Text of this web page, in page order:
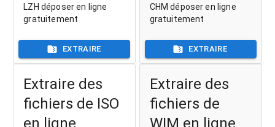
LZH déposer en ligne
gratuitement
EXTRAIRE
CHM déposer en ligne
gratuitement
EXTRAIRE
Extraire des
fichiers de ISO
en ligne
Extraire des
fichiers de
WIM en ligne